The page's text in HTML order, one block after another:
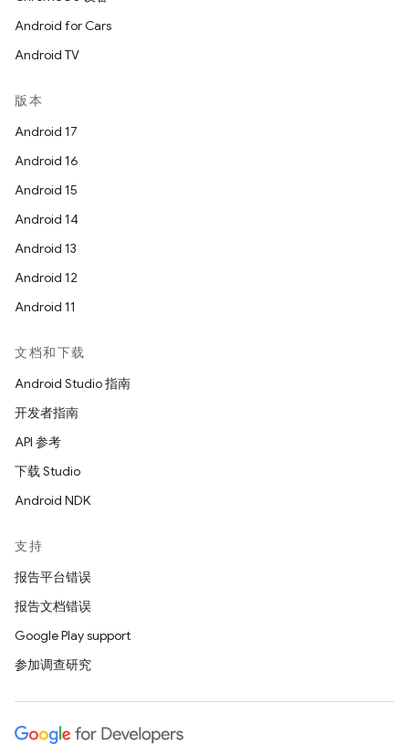
Android for Cars
Android TV
版本
Android 17
Android 16
Android 15
Android 14
Android 13
Android 12
Android 11
文档和下载
Android Studio 指南
开发者指南
API 参考
下载 Studio
Android NDK
支持
报告平台错误
报告文档错误
Google Play support
参加调查研究